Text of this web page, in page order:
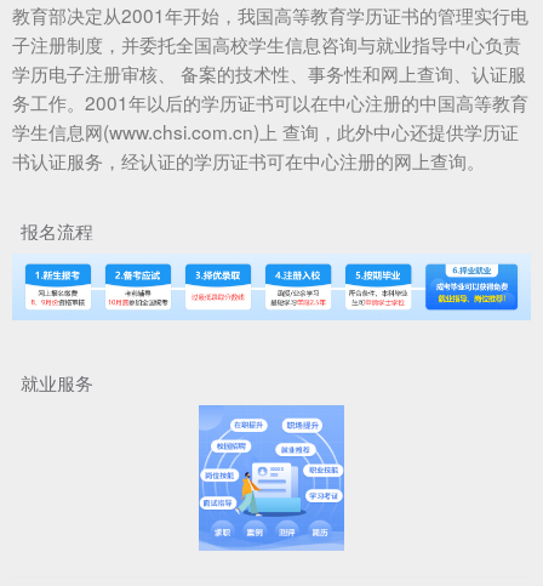
教育部决定从2001年开始，我国高等教育学历证书的管理实行电
子注册制度，并委托全国高校学生信息咨询与就业指导中心负责
学历电子注册审核、 备案的技术性、事务性和网上查询、认证服
务工作。2001年以后的学历证书可以在中心注册的中国高等教育
学生信息网(www.chsi.com.cn)上 查询，此外中心还提供学历证
书认证服务，经认证的学历证书可在中心注册的网上查询。
报名流程
就业服务